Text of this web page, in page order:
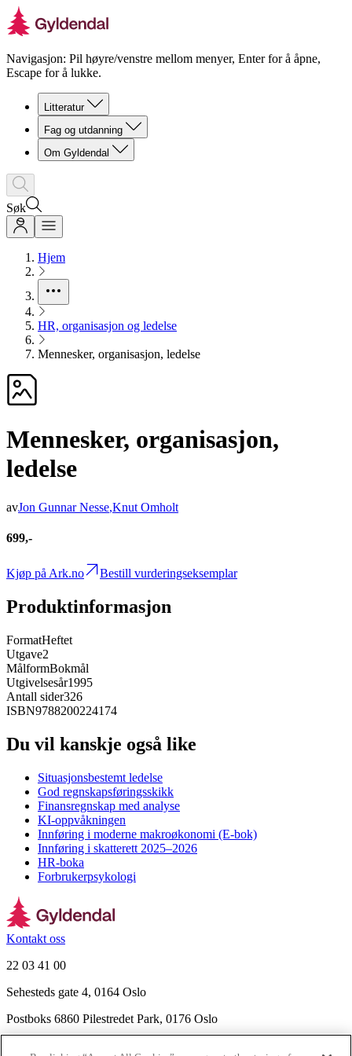
Navigasjon: Pil høyre/venstre mellom menyer, Enter for å åpne,
Escape for å lukke.
Litteratur
Fag og utdanning
Om Gyldendal
Søk
Hjem
HR, organisasjon og ledelse
Mennesker, organisasjon, ledelse
Mennesker, organisasjon,
ledelse
avJon Gunnar Nesse,Knut Omholt
699,-
Kjøp på Ark.no Bestill vurderingseksemplar
Produktinformasjon
FormatHeftet
Utgave2
MålformBokmål
Utgivelsesår1995
Antall sider326
ISBN9788200224174
Du vil kanskje også like
Situasjonsbestemt ledelse
God regnskapsføringsskikk
Finansregnskap med analyse
KI-oppvåkningen
Innføring i moderne makroøkonomi (E-bok)
Innføring i skatterett 2025–2026
HR-boka
Forbrukerpsykologi
Kontakt oss
22 03 41 00
Sehesteds gate 4, 0164 Oslo
Postboks 6860 Pilestredet Park, 0176 Oslo